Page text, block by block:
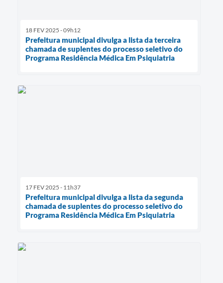
18 FEV 2025 - 09h12
Prefeitura municipal divulga a lista da terceira
chamada de suplentes do processo seletivo do
Programa Residência Médica Em Psiquiatria
17 FEV 2025 - 11h37
Prefeitura municipal divulga a lista da segunda
chamada de suplentes do processo seletivo do
Programa Residência Médica Em Psiquiatria